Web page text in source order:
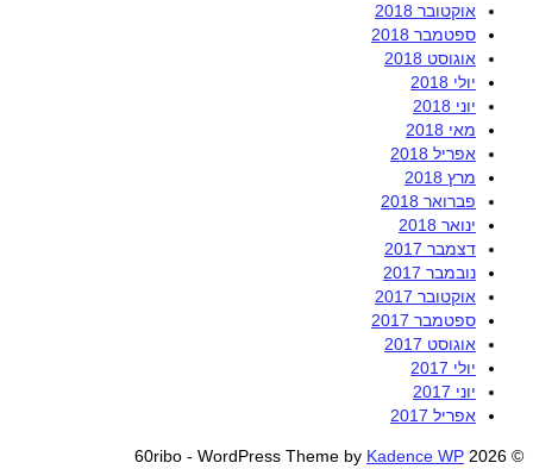
אוקטובר 2018
ספטמבר 2018
אוגוסט 2018
יולי 2018
יוני 2018
מאי 2018
אפריל 2018
מרץ 2018
פברואר 2018
ינואר 2018
דצמבר 2017
נובמבר 2017
אוקטובר 2017
ספטמבר 2017
אוגוסט 2017
יולי 2017
יוני 2017
אפריל 2017
© 2026 60ribo - WordPress Theme by
Kadence WP